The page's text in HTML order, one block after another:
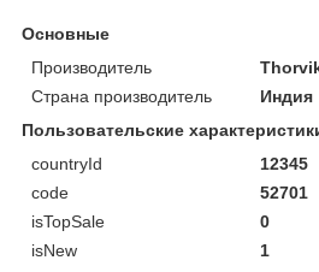
Основные
Производитель
Страна производитель
Индия
Пользовательские
countryId
12345
code
52701
isTopSale
0
isNew
1